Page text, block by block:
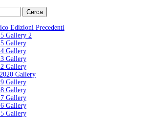
Edizioni Precedenti
Gallery 2
Gallery
Gallery
Gallery
Gallery
Gallery
Gallery
Gallery
Gallery
Gallery
Gallery